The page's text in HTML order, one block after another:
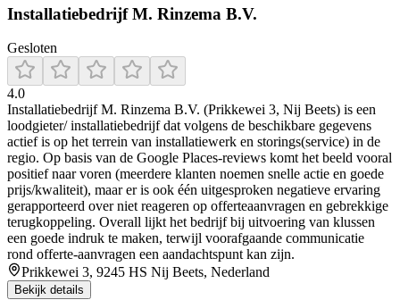
Installatiebedrijf M. Rinzema B.V.
Gesloten
4.0
Installatiebedrijf M. Rinzema B.V. (Prikkewei 3, Nij Beets) is een
loodgieter/ installatiebedrijf dat volgens de beschikbare gegevens
actief is op het terrein van installatiewerk en storings(service) in de
regio. Op basis van de Google Places-reviews komt het beeld vooral
positief naar voren (meerdere klanten noemen snelle actie en goede
prijs/kwaliteit), maar er is ook één uitgesproken negatieve ervaring
gerapporteerd over niet reageren op offerteaanvragen en gebrekkige
terugkoppeling. Overall lijkt het bedrijf bij uitvoering van klussen
een goede indruk te maken, terwijl voorafgaande communicatie
rond offerte-aanvragen een aandachtspunt kan zijn.
Prikkewei 3, 9245 HS Nij Beets, Nederland
Bekijk details